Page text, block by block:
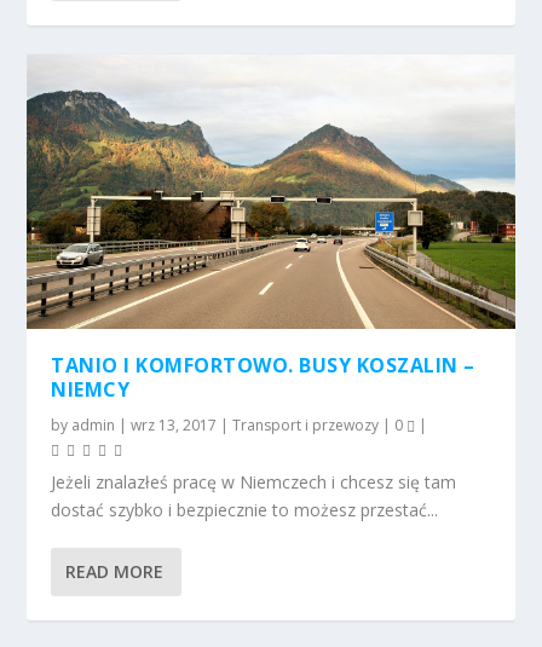
TANIO I KOMFORTOWO. BUSY KOSZALIN –
NIEMCY
by admin |wrz 13, 2017 |Transport i przewozy | 0 |
Jeżeli znalazłeś pracę w Niemczech i chcesz się tam
dostać szybko i bezpiecznie to możesz przestać...
READ MORE